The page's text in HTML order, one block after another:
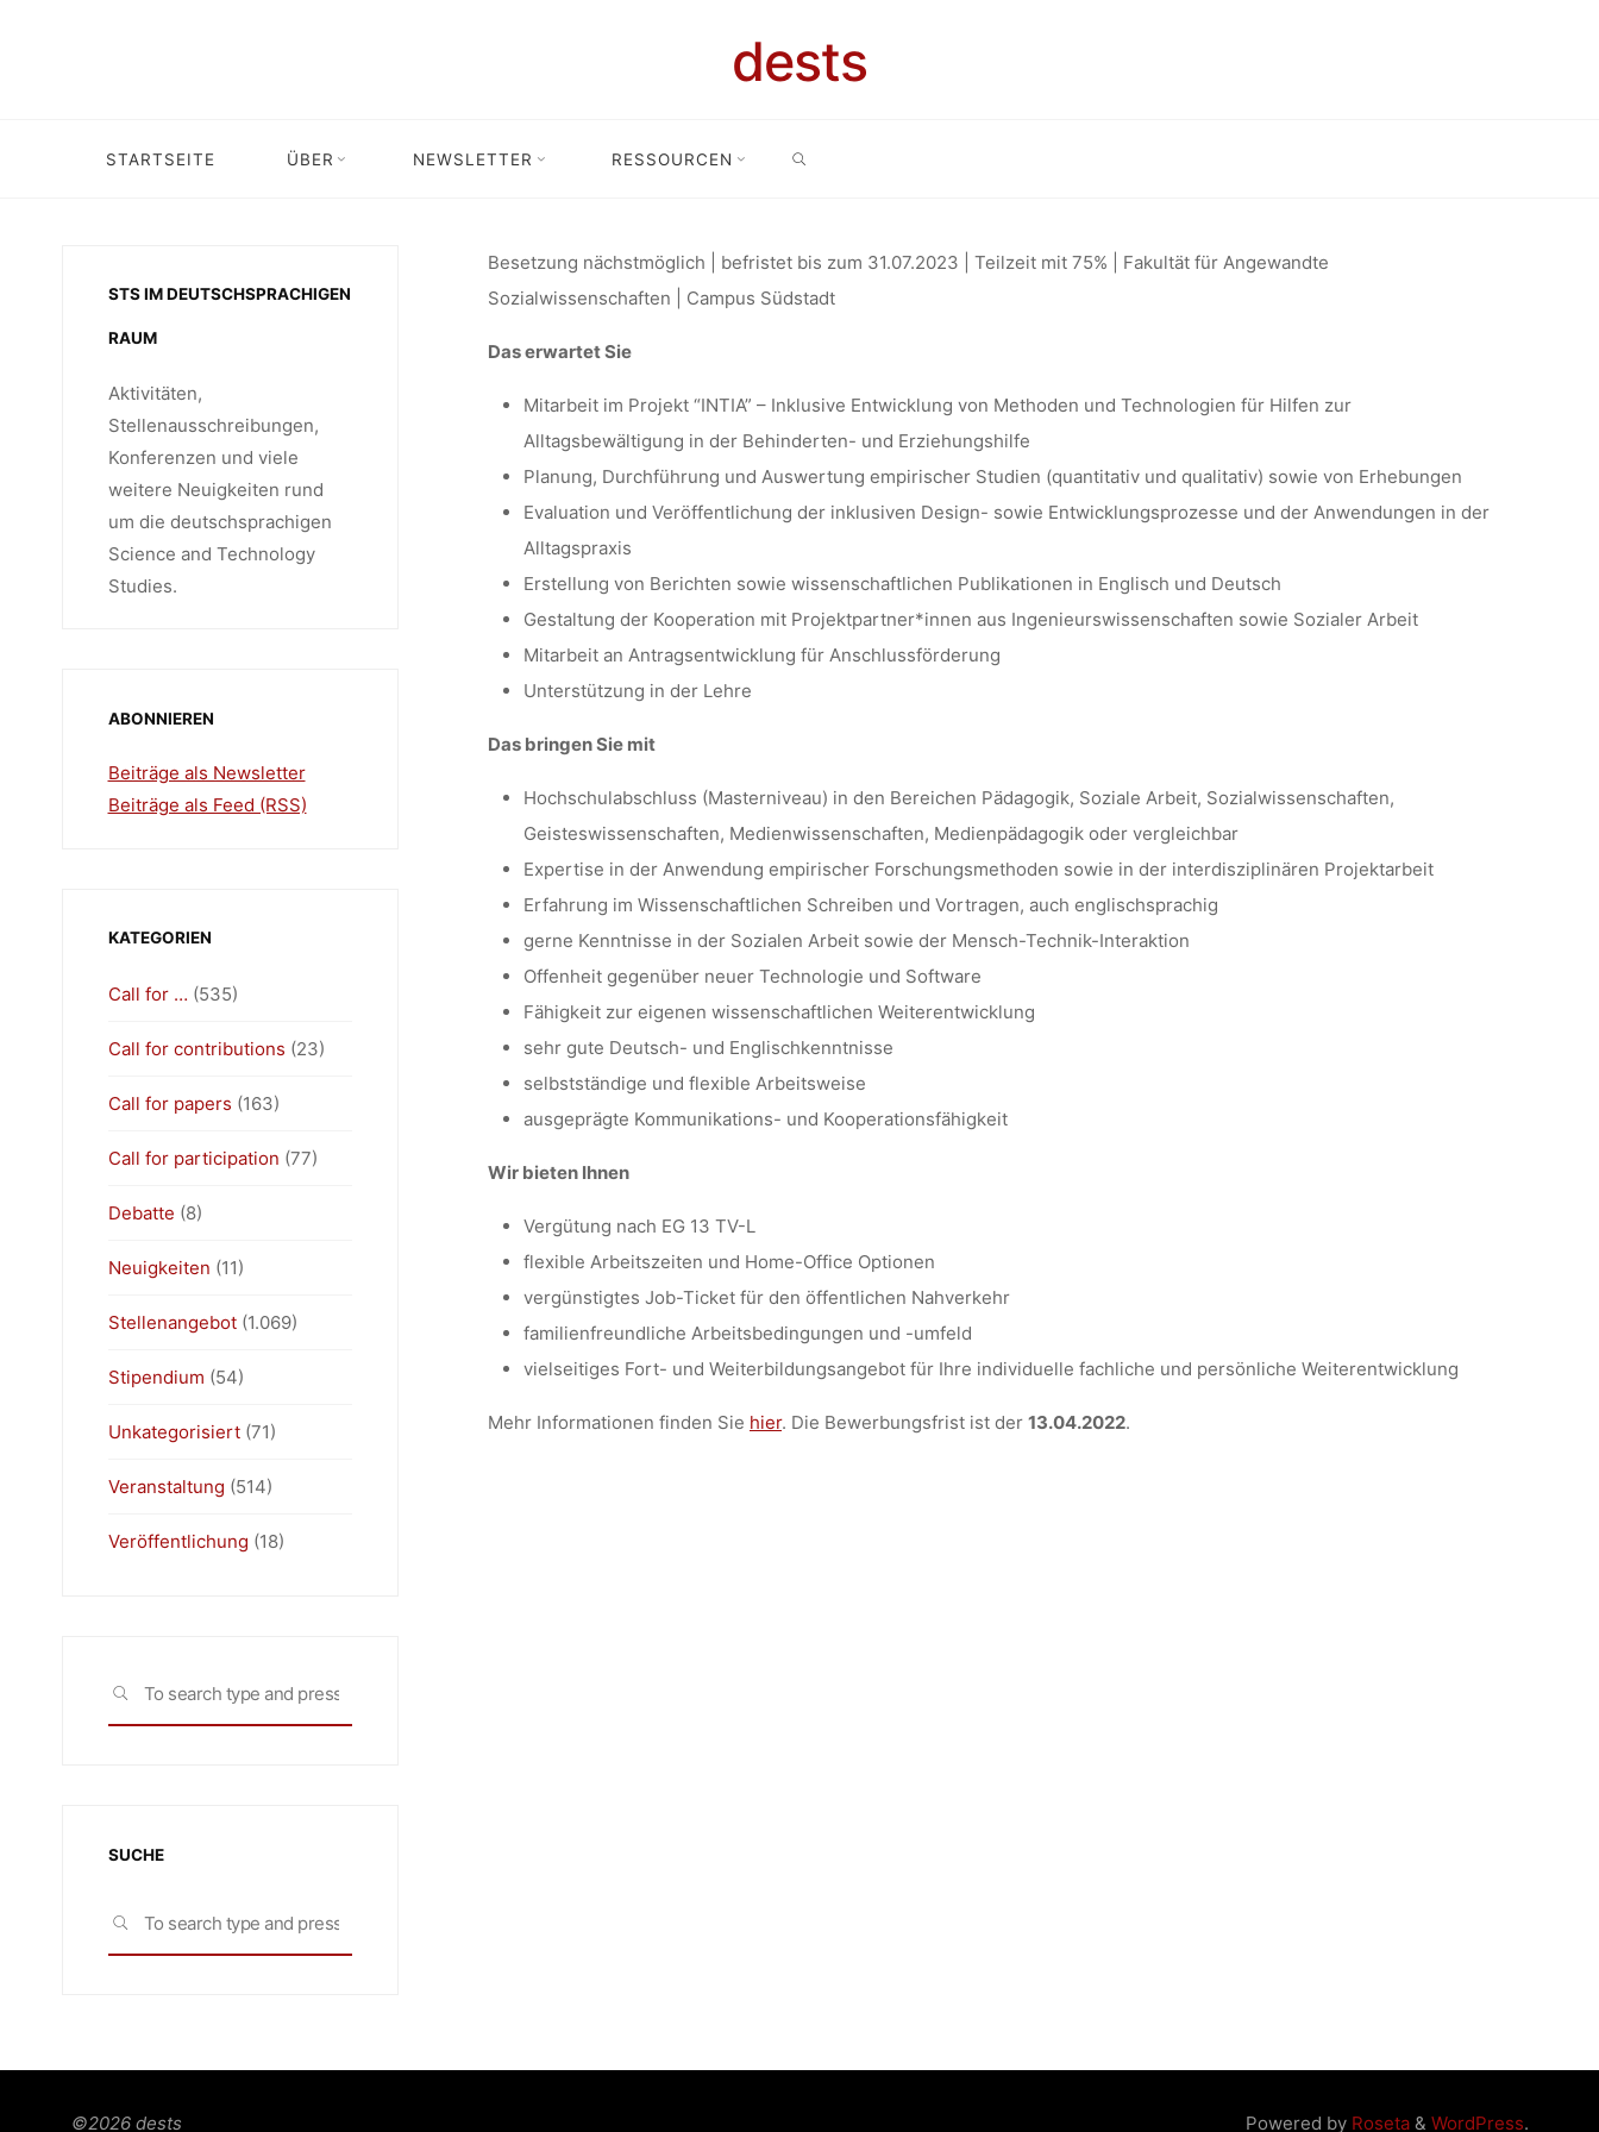
dests
STARTSEITE ÜBER NEWSLETTER RESSOURCEN
MITARBEITER*IN ZUR
ENTWICKLUNG VON
METHODEN UND
TECHNOLOGIEN DER
INKLUSION AN DER TH KÖLN
Stellenangebot Stellenangebot: Wissenschaftliche*r Mitarbeiter*in zur Entwicklung von Methoden und Technologien der Inklusion an der TH Köln
Besetzung nächstmöglich | befristet bis zum 31.07.2023 | Teilzeit mit 75% | Fakultät für Angewandte
Sozialwissenschaften | Campus Südstadt
Das erwartet Sie
Mitarbeit im Projekt “INTIA” – Inklusive Entwicklung von Methoden und Technologien für Hilfen zur
Alltagsbewältigung in der Behinderten- und Erziehungshilfe
Planung, Durchführung und Auswertung empirischer Studien (quantitativ und qualitativ) sowie von Erhebungen
Evaluation und Veröffentlichung der inklusiven Design- sowie Entwicklungsprozesse und der Anwendungen in der
Alltagspraxis
Erstellung von Berichten sowie wissenschaftlichen Publikationen in Englisch und Deutsch
Gestaltung der Kooperation mit Projektpartner*innen aus Ingenieurswissenschaften sowie Sozialer Arbeit
Mitarbeit an Antragsentwicklung für Anschlussförderung
Unterstützung in der Lehre
Das bringen Sie mit
Hochschulabschluss (Masterniveau) in den Bereichen Pädagogik, Soziale Arbeit, Sozialwissenschaften,
Geisteswissenschaften, Medienwissenschaften, Medienpädagogik oder vergleichbar
Expertise in der Anwendung empirischer Forschungsmethoden sowie in der interdisziplinären Projektarbeit
Erfahrung im Wissenschaftlichen Schreiben und Vortragen, auch englischsprachig
gerne Kenntnisse in der Sozialen Arbeit sowie der Mensch-Technik-Interaktion
Offenheit gegenüber neuer Technologie und Software
Fähigkeit zur eigenen wissenschaftlichen Weiterentwicklung
sehr gute Deutsch- und Englischkenntnisse
selbstständige und flexible Arbeitsweise
ausgeprägte Kommunikations- und Kooperationsfähigkeit
Wir bieten Ihnen
Vergütung nach EG 13 TV-L
flexible Arbeitszeiten und Home-Office Optionen
vergünstigtes Job-Ticket für den öffentlichen Nahverkehr
familienfreundliche Arbeitsbedingungen und -umfeld
vielseitiges Fort- und Weiterbildungsangebot für Ihre individuelle fachliche und persönliche Weiterentwicklung
Mehr Informationen finden Sie hier. Die Bewerbungsfrist ist der 13.04.2022.
STS IM DEUTSCHSPRACHIGEN
RAUM
Aktivitäten,
Stellenausschreibungen,
Konferenzen und viele
weitere Neuigkeiten rund
um die deutschsprachigen
Science and Technology
Studies.
ABONNIEREN
Beiträge als Newsletter
Beiträge als Feed (RSS)
KATEGORIEN
Call for … (535)
Call for contributions (23)
Call for papers (163)
Call for participation (77)
Debatte (8)
Neuigkeiten (11)
Stellenangebot(1.069)
Stipendium (54)
Unkategorisiert(71)
Veranstaltung (514)
Veröffentlichung (18)
SEARCH
SUCHE
SEARCH
Powered byRoseta& WordPress.
©2026 dests